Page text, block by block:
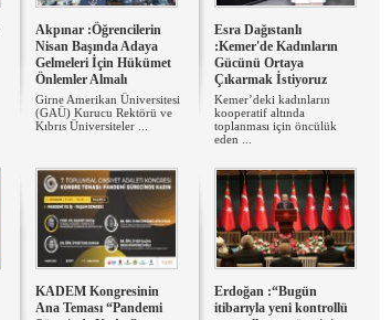
Akpınar :Öğrencilerin
Nisan Başında Adaya
Gelmeleri İçin Hükümet
Önlemler Almalı
Girne Amerikan Üniversitesi
(GAÜ) Kurucu Rektörü ve
Kıbrıs Üniversiteler ...
Esra Dağıstanlı
:Kemer'de Kadınların
Gücünü Ortaya
Çıkarmak İstiyoruz
Kemer’deki kadınların
kooperatif altında
toplanması için öncülük
eden ...
KADEM Kongresinin
Ana Teması “Pandemi
Erdoğan :“Bugün
itibarıyla yeni kontrollü